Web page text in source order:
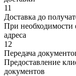
11
Доставка до
При необходимости
адреса
12
Передача
Предоставление
документов